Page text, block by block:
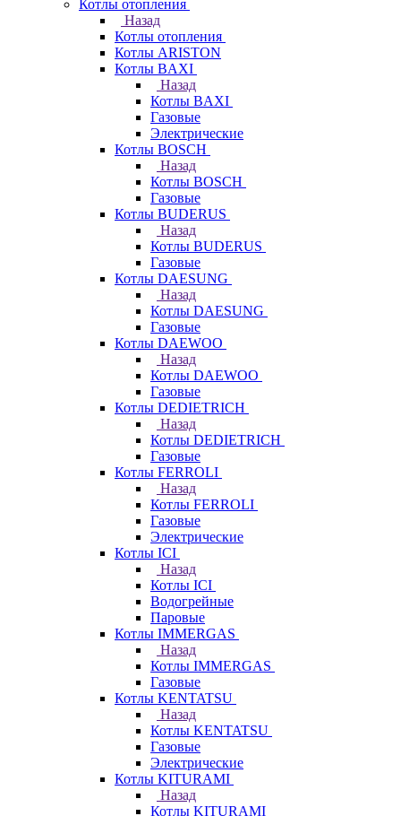
Котлы отопления
Назад
Котлы отопления
Котлы ARISTON
Котлы BAXI
Назад
Котлы BAXI
Газовые
Электрические
Котлы BOSCH
Назад
Котлы BOSCH
Газовые
Котлы BUDERUS
Назад
Котлы BUDERUS
Газовые
Котлы DAESUNG
Назад
Котлы DAESUNG
Газовые
Котлы DAEWOO
Назад
Котлы DAEWOO
Газовые
Котлы DEDIETRICH
Назад
Котлы DEDIETRICH
Газовые
Котлы FERROLI
Назад
Котлы FERROLI
Газовые
Электрические
Котлы ICI
Назад
Котлы ICI
Водогрейные
Паровые
Котлы IMMERGAS
Назад
Котлы IMMERGAS
Газовые
Котлы KENTATSU
Назад
Котлы KENTATSU
Газовые
Электрические
Котлы KITURAMI
Назад
Котлы KITURAMI